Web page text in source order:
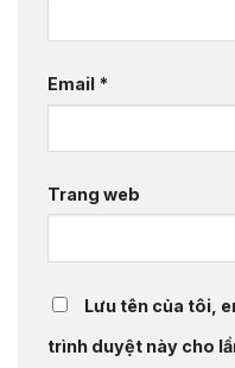
Email *
Trang web
Lưu tên của tôi,
trình duyệt này cho